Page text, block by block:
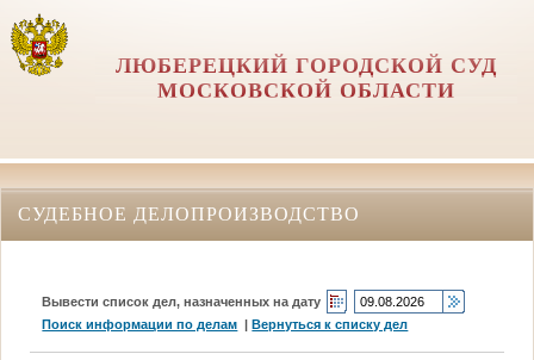
ЛЮБЕРЕЦКИЙ ГОРОДСКОЙ СУД
МОСКОВСКОЙ ОБЛАСТИ
СУДЕБНОЕ ДЕЛОПРОИЗВОДСТВО
Вывести список дел, назначенных на дату
Поиск информации по делам |Вернуться к списку дел